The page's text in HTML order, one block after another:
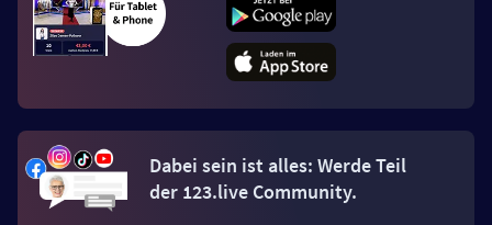
Dabei sein ist alles: Werde Teil
der 123.live Community.